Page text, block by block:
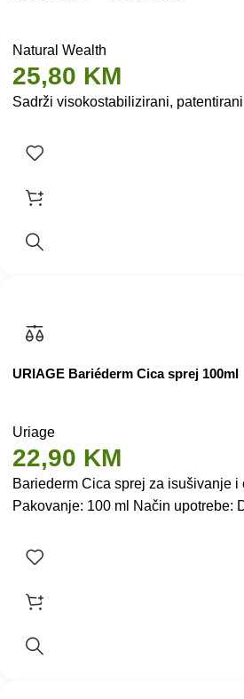
Natural Wealth
25,80 KM
Sadrži visokostabilizirani,
URIAGE Bariéderm Cica sprej 100ml
Uriage
22,90 KM
Bariederm Cica sprej za isušivanje
Pakovanje: 100 ml Način upotrebe: